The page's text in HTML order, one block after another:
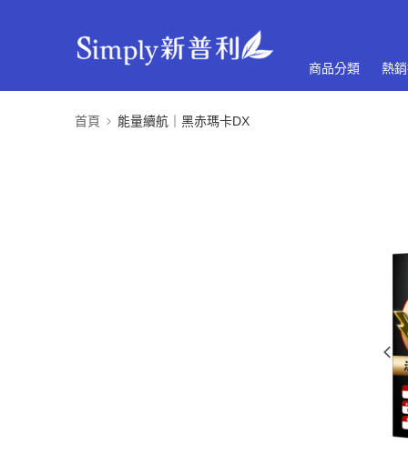
商品分類 熱
首頁 能量續航｜黑赤瑪卡DX